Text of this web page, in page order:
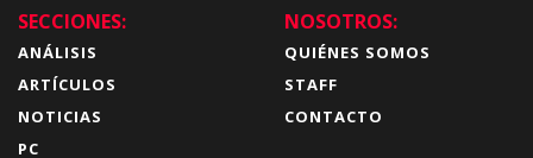
SECCIONES:
ANÁLISIS
ARTÍCULOS
NOTICIAS
PC
NOSOTROS:
QUIÉNES SOMOS
STAFF
CONTACTO